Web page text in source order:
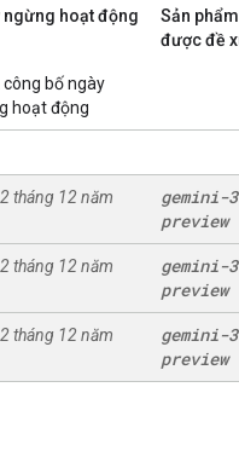
ngừng hoạt động
Sản
được đề
công bố ngày
hoạt động
tháng 12 năm
gemini-3
preview
tháng 12 năm
gemini-3
preview
tháng 12 năm
gemini-3
preview